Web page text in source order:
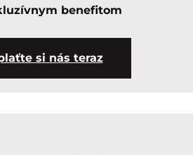
benefitom
si nás teraz